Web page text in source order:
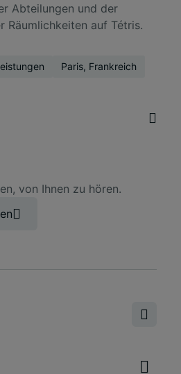
Abteilungen und der
Räumlichkeiten auf Tétris.
Paris, Frankreich
von Ihnen zu hören.